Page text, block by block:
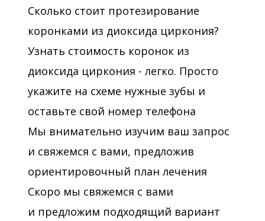
Сколько стоит протезирование
коронками из диоксида циркония?
Узнать стоимость коронок из
диоксида циркония - легко. Просто
укажите на схеме нужные зубы и
оставьте свой номер телефона
Мы внимательно изучим ваш запрос
и свяжемся с вами, предложив
ориентировочный план лечения
Скоро мы свяжемся с вами
и предложим подходящий вариант